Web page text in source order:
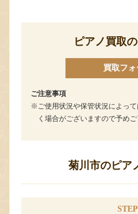
ピアノ買取
買取フォ
ご注意事項
ご使用状況や保管状況によっ
く場合がございますので予めご
菊川市のピア
STEP